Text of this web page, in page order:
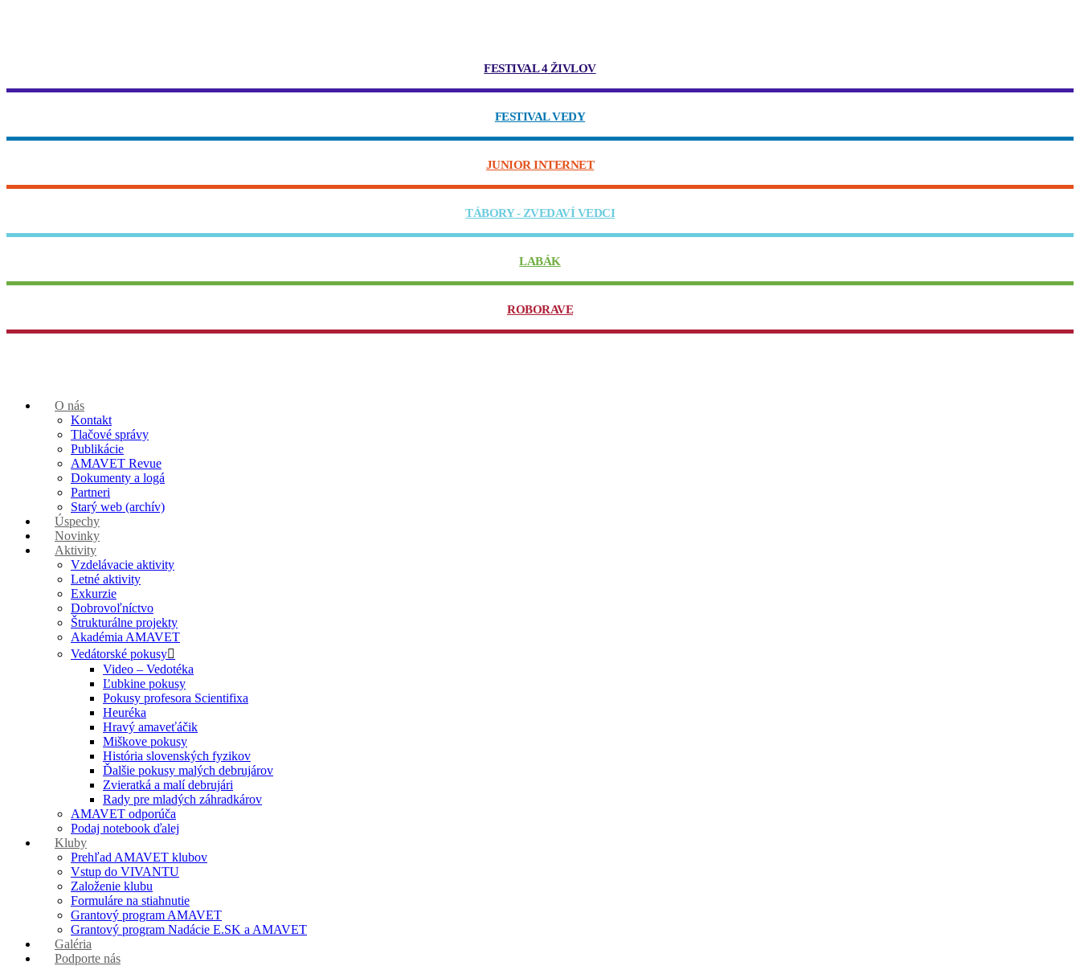
FESTIVAL 4 ŽIVLOV
FESTIVAL VEDY
JUNIOR INTERNET
TÁBORY - ZVEDAVÍ VEDCI
LABÁK
ROBORAVE
O nás
Kontakt
Tlačové správy
Publikácie
AMAVET Revue
Dokumenty a logá
Partneri
Starý web (archív)
Úspechy
Novinky
Aktivity
Vzdelávacie aktivity
Letné aktivity
Exkurzie
Dobrovoľníctvo
Štrukturálne projekty
Akadémia AMAVET
Vedátorské pokusy
Video – Vedotéka
Ľubkine pokusy
Pokusy profesora Scientifixa
Heuréka
Hravý amaveťáčik
Miškove pokusy
História slovenských fyzikov
Ďalšie pokusy malých debrujárov
Zvieratká a malí debrujári
Rady pre mladých záhradkárov
AMAVET odporúča
Podaj notebook ďalej
Kluby
Prehľad AMAVET klubov
Vstup do VIVANTU
Založenie klubu
Formuláre na stiahnutie
Grantový program AMAVET
Grantový program Nadácie E.SK a AMAVET
Galéria
Podporte nás